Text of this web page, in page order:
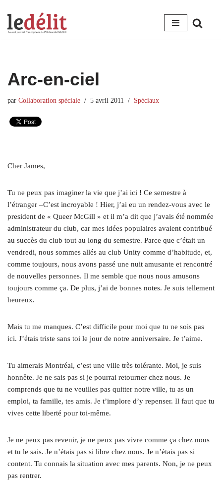
Aller
Arc-en-ciel
par Collaboration spéciale 5 avril 2011 Spéciaux
Cher James,
Tu ne peux pas imaginer la vie que j’ai ici ! Ce semestre à
l’étranger –C’est incroyable ! Hier, j’ai eu un rendez-vous avec le
president de « Queer McGill » et il m’a dit que j’avais été nommée
administrateur du club, car mes idées populaires avaient contribué
au succès du club tout au long du semestre. Parce que c’était un
vendredi, nous sommes allés au club Unity comme d’habitude, et,
comme toujours, nous avons passé une nuit amusante et rencontré
de nouvelles personnes. Il me semble que nous nous amusons
toujours comme ça. De plus, j’ai de bonnes notes. Je suis tellement
heureux.
Mais tu me manques. C’est difficile pour moi que tu ne sois pas
ici. J’étais triste sans toi le jour de notre anniversaire. Je t’aime.
Tu aimerais Montréal, c’est une ville très tolérante. Moi, je suis
honnête. Je ne sais pas si je pourrai retourner chez nous. Je
comprends que tu ne veuilles pas quitter notre ville, tu as un
emploi, ta famille, tes amis. Je t’implore d’y repenser. Il faut que tu
vives cette liberté pour toi-même.
Je ne peux pas revenir, je ne peux pas vivre comme ça chez nous
et tu le sais. Je n’étais pas si libre chez nous. Je n’étais pas si
content. Tu connais la situation avec mes parents. Non, je ne peux
pas rentrer.